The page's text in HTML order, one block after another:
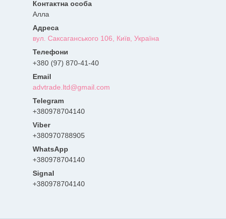
Алла
вул. Саксаганського 106, Київ, Україна
+380 (97) 870-41-40
advtrade.ltd@gmail.com
+380978704140
+380970788905
+380978704140
Signal
+380978704140